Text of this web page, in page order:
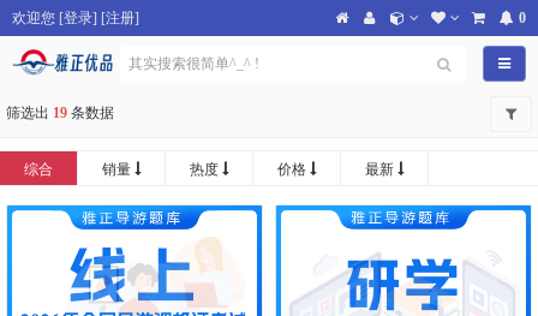
欢迎您 [登录] [注册] 0
导航
筛选出 19 条数据
综合 销量 热度 价格 最新